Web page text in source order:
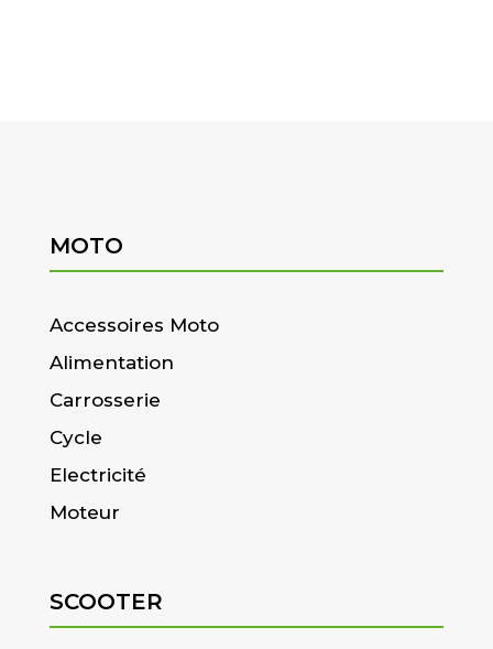
MOTO
Accessoires Moto
Alimentation
Carrosserie
Cycle
Electricité
Moteur
SCOOTER